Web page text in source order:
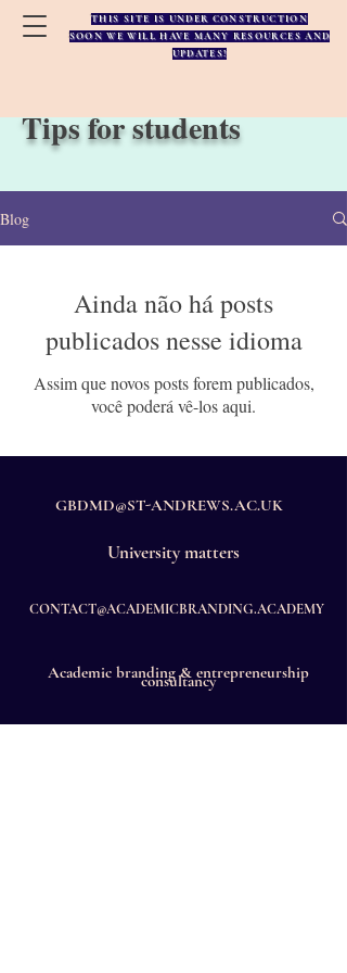
THIS SITE IS UNDER CONSTRUCTION
SOON WE WILL HAVE MANY RESOURCES AND
UPDATES!
Tips for students
Blog
Ainda não há posts
publicados nesse idioma
Assim que novos posts forem publicados,
você poderá vê-los aqui.
GBDMD@ST-ANDREWS.AC.UK
Universitymatters
CONTACT@ACADEMICBRANDING.ACADEMY
Academic branding & entrepreneurship
consultancy